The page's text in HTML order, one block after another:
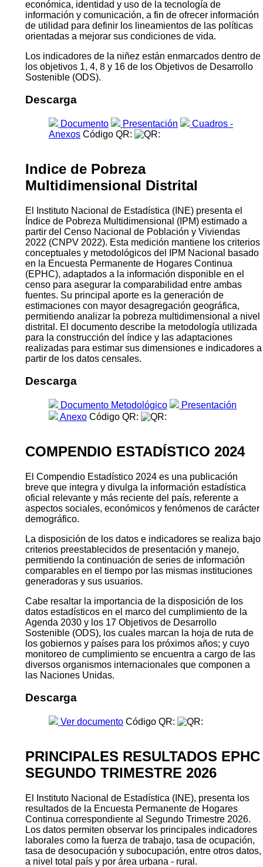
económica, identidad y uso de la tecnología de
información y comunicación, a fin de ofrecer información
de utilidad para definir los lineamientos de las políticas
orientadas a mejorar sus condiciones de vida.
Los indicadores de la niñez están enmarcados dentro de
los objetivos 1, 4, 8 y 16 de los Objetivos de Desarrollo
Sostenible (ODS).
Descarga
Documento Presentación
Cuadros -
Anexos Código QR:
Indice de Pobreza
Multidimensional Distrital
El Instituto Nacional de Estadística (INE) presenta el
Índice de Pobreza Multidimensional (IPM) estimado a
partir del Censo Nacional de Población y Viviendas
2022 (CNPV 2022). Esta medición mantiene los criterios
conceptuales y metodológicos del IPM Nacional basado
en la Encuesta Permanente de Hogares Continua
(EPHC), adaptados a la información disponible en el
censo para asegurar la comparabilidad entre ambas
fuentes. Su principal aporte es la generación de
estimaciones con mayor desagregación geográfica,
permitiendo analizar la pobreza multidimensional a nivel
distrital. El documento describe la metodología utilizada
para la construcción del índice y las adaptaciones
realizadas para estimar sus dimensiones e indicadores a
partir de los datos censales.
Descarga
Documento Metodológico
Presentación
Anexo Código QR:
COMPENDIO ESTADÍSTICO 2024
El Compendio Estadístico 2024 es una publicación
breve que integra y divulga la información estadística
oficial relevante y más reciente del país, referente a
aspectos sociales, económicos y fenómenos de carácter
demográfico.
La disposición de los datos e indicadores se realiza bajo
criterios preestablecidos de presentación y manejo,
permitiendo la continuación de series de información
comparables en el tiempo por las mismas instituciones
generadoras y sus usuarios.
Cabe resaltar la importancia de la disposición de los
datos estadísticos en el marco del cumplimiento de la
Agenda 2030 y los 17 Objetivos de Desarrollo
Sostenible (ODS), los cuales marcan la hoja de ruta de
los gobiernos y países para los próximos años; y cuyo
monitoreo de cumplimiento se encuentra a cargo de las
diversos organismos internacionales que componen a
las Naciones Unidas.
Descarga
Ver documento Código QR:
PRINCIPALES RESULTADOS EPHC
SEGUNDO TRIMESTRE 2026
El Instituto Nacional de Estadística (INE), presenta los
resultados de la Encuesta Permanente de Hogares
Continua correspondiente al Segundo Trimestre 2026.
Los datos permiten observar los principales indicadores
laborales como la fuerza de trabajo, tasa de ocupación,
tasa de desocupación y subocupación, entre otros datos,
a nivel total país y por área urbana - rural.